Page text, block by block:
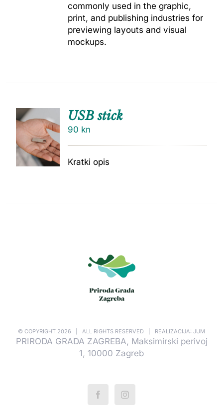
commonly used in the graphic,
print, and publishing industries for
previewing layouts and visual
mockups.
DODAJ
CU
USB stick
90 kn
Kratki opis
© COPYRIGHT 2026 | ALL RIGHTS RESERVED | REALIZACIJA: JUM
PRIRODA GRADA ZAGREBA, Maksimirski perivoj
1, 10000 Zagreb